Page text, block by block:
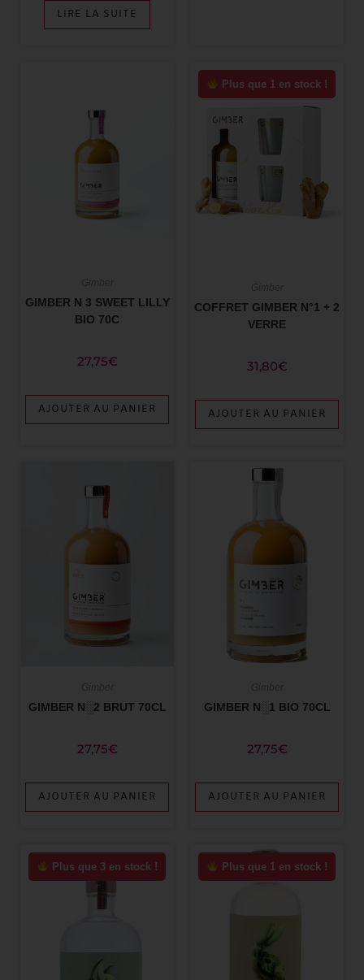
LIRE LA SUITE
GIMBER N 3 SWEET LILLY
BIO 70C
27,75€
AJOUTER AU PANIER
Plus que 1 en stock !
COFFRET GIMBER N°1 + 2
VERRE
31,80€
AJOUTER AU PANIER
GIMBER N░2 BRUT 70CL
27,75€
AJOUTER AU PANIER
GIMBER N░1 BIO 70CL
27,75€
AJOUTER AU PANIER
Plus que 3 en stock ! Plus que 1 en stock !